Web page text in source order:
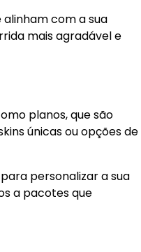
com a sua
mais agradável e
planos, que são
únicas ou opções de
personalizar a sua
a pacotes que